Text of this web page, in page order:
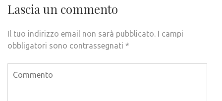
Lascia un commento
Il tuo indirizzo email non sarà pubblicato. I campi
obbligatori sono contrassegnati *